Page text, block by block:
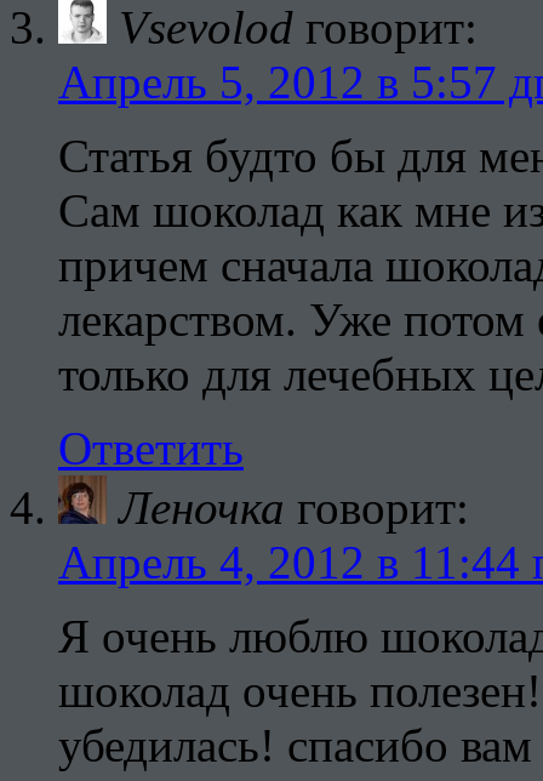
Vsevolod говорит:
Апрель 5, 2012 в 5:57
Статья будто бы для
Сам шоколад как мне
причем сначала
лекарством. Уже потом
только для лечебных
Ответить
Леночка говорит:
Апрель 4, 2012 в 11:44
Я очень люблю
шоколад очень
убедилась! спасибо